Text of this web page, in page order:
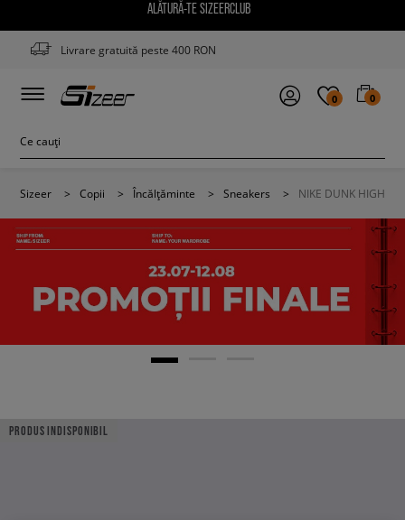
ALĂTURĂ-TE SIZEERCLUB
Livrare gratuită peste 400 RON
0 0
Sizeer > Copii > Încălțăminte > Sneakers > NIKE DUNK HIGH
PRODUS INDISPONIBIL